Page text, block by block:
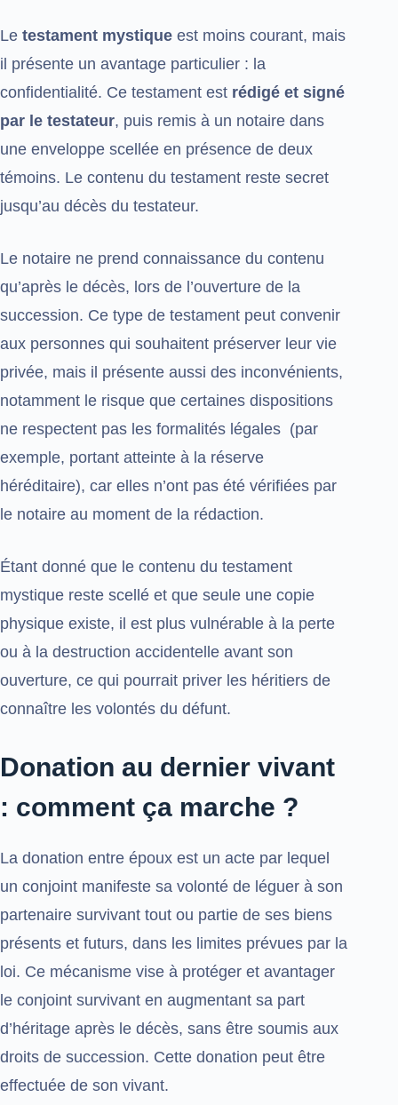
Le testament mystique est moins courant, mais
il présente un avantage particulier : la
confidentialité. Ce testament est rédigé et signé
par le testateur, puis remis à un notaire dans
une enveloppe scellée en présence de deux
témoins. Le contenu du testament reste secret
jusqu’au décès du testateur.
Le notaire ne prend connaissance du contenu
qu’après le décès, lors de l’ouverture de la
succession. Ce type de testament peut convenir
aux personnes qui souhaitent préserver leur vie
privée, mais il présente aussi des inconvénients,
notamment le risque que certaines dispositions
ne respectent pas les formalités légales (par
exemple, portant atteinte à la réserve
héréditaire), car elles n’ont pas été vérifiées par
le notaire au moment de la rédaction.
Étant donné que le contenu du testament
mystique reste scellé et que seule une copie
physique existe, il est plus vulnérable à la perte
ou à la destruction accidentelle avant son
ouverture, ce qui pourrait priver les héritiers de
connaître les volontés du défunt.
Donation au dernier vivant
: comment ça marche ?
La donation entre époux est un acte par lequel
un conjoint manifeste sa volonté de léguer à son
partenaire survivant tout ou partie de ses biens
présents et futurs, dans les limites prévues par la
loi. Ce mécanisme vise à protéger et avantager
le conjoint survivant en augmentant sa part
d’héritage après le décès, sans être soumis aux
droits de succession. Cette donation peut être
effectuée de son vivant.